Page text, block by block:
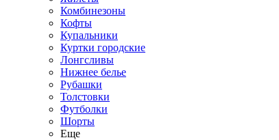
Комбинезоны
Кофты
Купальники
Куртки городские
Лонгсливы
Нижнее белье
Рубашки
Толстовки
Футболки
Шорты
Еще